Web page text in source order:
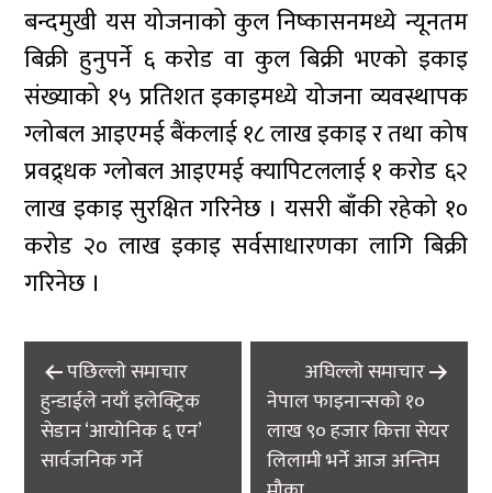
बन्दमुखी यस योजनाको कुल निष्कासनमध्ये न्यूनतम
बिक्री हुनुपर्ने ६ करोड वा कुल बिक्री भएको इकाइ
संख्याको १५ प्रतिशत इकाइमध्ये योजना व्यवस्थापक
ग्लोबल आइएमई बैंकलाई १८ लाख इकाइ र तथा कोष
प्रवद्र्धक ग्लोबल आइएमई क्यापिटललाई १ करोड ६२
लाख इकाइ सुरक्षित गरिनेछ । यसरी बाँकी रहेको १०
करोड २० लाख इकाइ सर्वसाधारणका लागि बिक्री
गरिनेछ ।
Post
navigation
पछिल्लाे समाचार
हुन्डाईले नयाँ इलेक्ट्रिक
सेडान ‘आयोनिक ६ एन’
सार्वजनिक गर्ने
अघिल्लाे समाचार
नेपाल फाइनान्सको १०
लाख ९० हजार कित्ता सेयर
लिलामी भर्ने आज अन्तिम